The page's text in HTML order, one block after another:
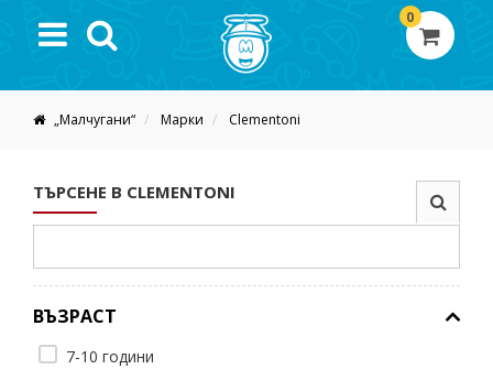
0
„Малчугани“ Марки Clementoni
ТЪРСЕНЕ В CLEMENTONI
ВЪЗРАСТ
7-10 години